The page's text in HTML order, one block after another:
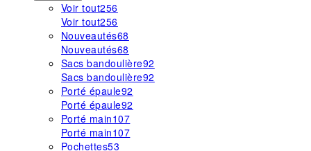
Voir tout256
Voir tout256
Nouveautés68
Nouveautés68
Sacs bandoulière92
Sacs bandoulière92
Porté épaule92
Porté épaule92
Porté main107
Porté main107
Pochettes53